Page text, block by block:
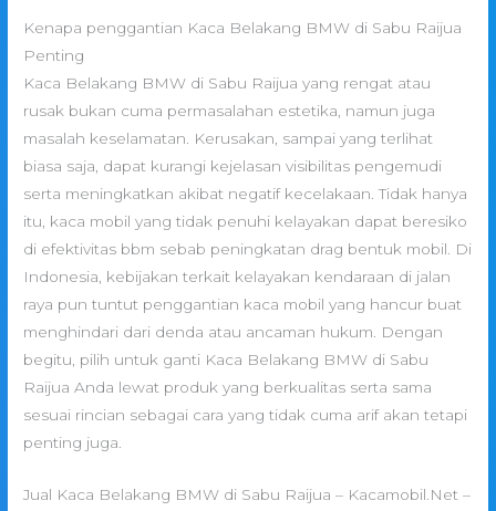
Kenapa penggantian Kaca Belakang BMW di Sabu Raijua
Penting
Kaca Belakang BMW di Sabu Raijua yang rengat atau
rusak bukan cuma permasalahan estetika, namun juga
masalah keselamatan. Kerusakan, sampai yang terlihat
biasa saja, dapat kurangi kejelasan visibilitas pengemudi
serta meningkatkan akibat negatif kecelakaan. Tidak hanya
itu, kaca mobil yang tidak penuhi kelayakan dapat beresiko
di efektivitas bbm sebab peningkatan drag bentuk mobil. Di
Indonesia, kebijakan terkait kelayakan kendaraan di jalan
raya pun tuntut penggantian kaca mobil yang hancur buat
menghindari dari denda atau ancaman hukum. Dengan
begitu, pilih untuk ganti Kaca Belakang BMW di Sabu
Raijua Anda lewat produk yang berkualitas serta sama
sesuai rincian sebagai cara yang tidak cuma arif akan tetapi
penting juga.
Jual Kaca Belakang BMW di Sabu Raijua – Kacamobil.Net –